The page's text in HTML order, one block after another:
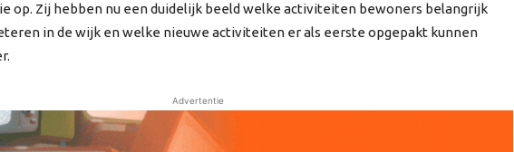
op. Zij hebben nu een duidelijk beeld welke activiteiten bewoners belangrijk
in de wijk en welke nieuwe activiteiten er als eerste opgepakt kunnen
Advertentie